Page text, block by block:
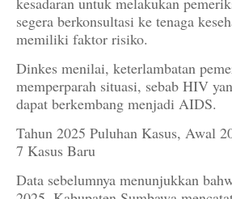
segera berkonsultasi ke tenaga
memiliki faktor risiko.
Dinkes menilai, keterlambatan
memperparah situasi, sebab HIV
dapat berkembang menjadi AIDS.
Tahun 2025 Puluhan Kasus, Awal
7 Kasus Baru
Data sebelumnya menunjukkan